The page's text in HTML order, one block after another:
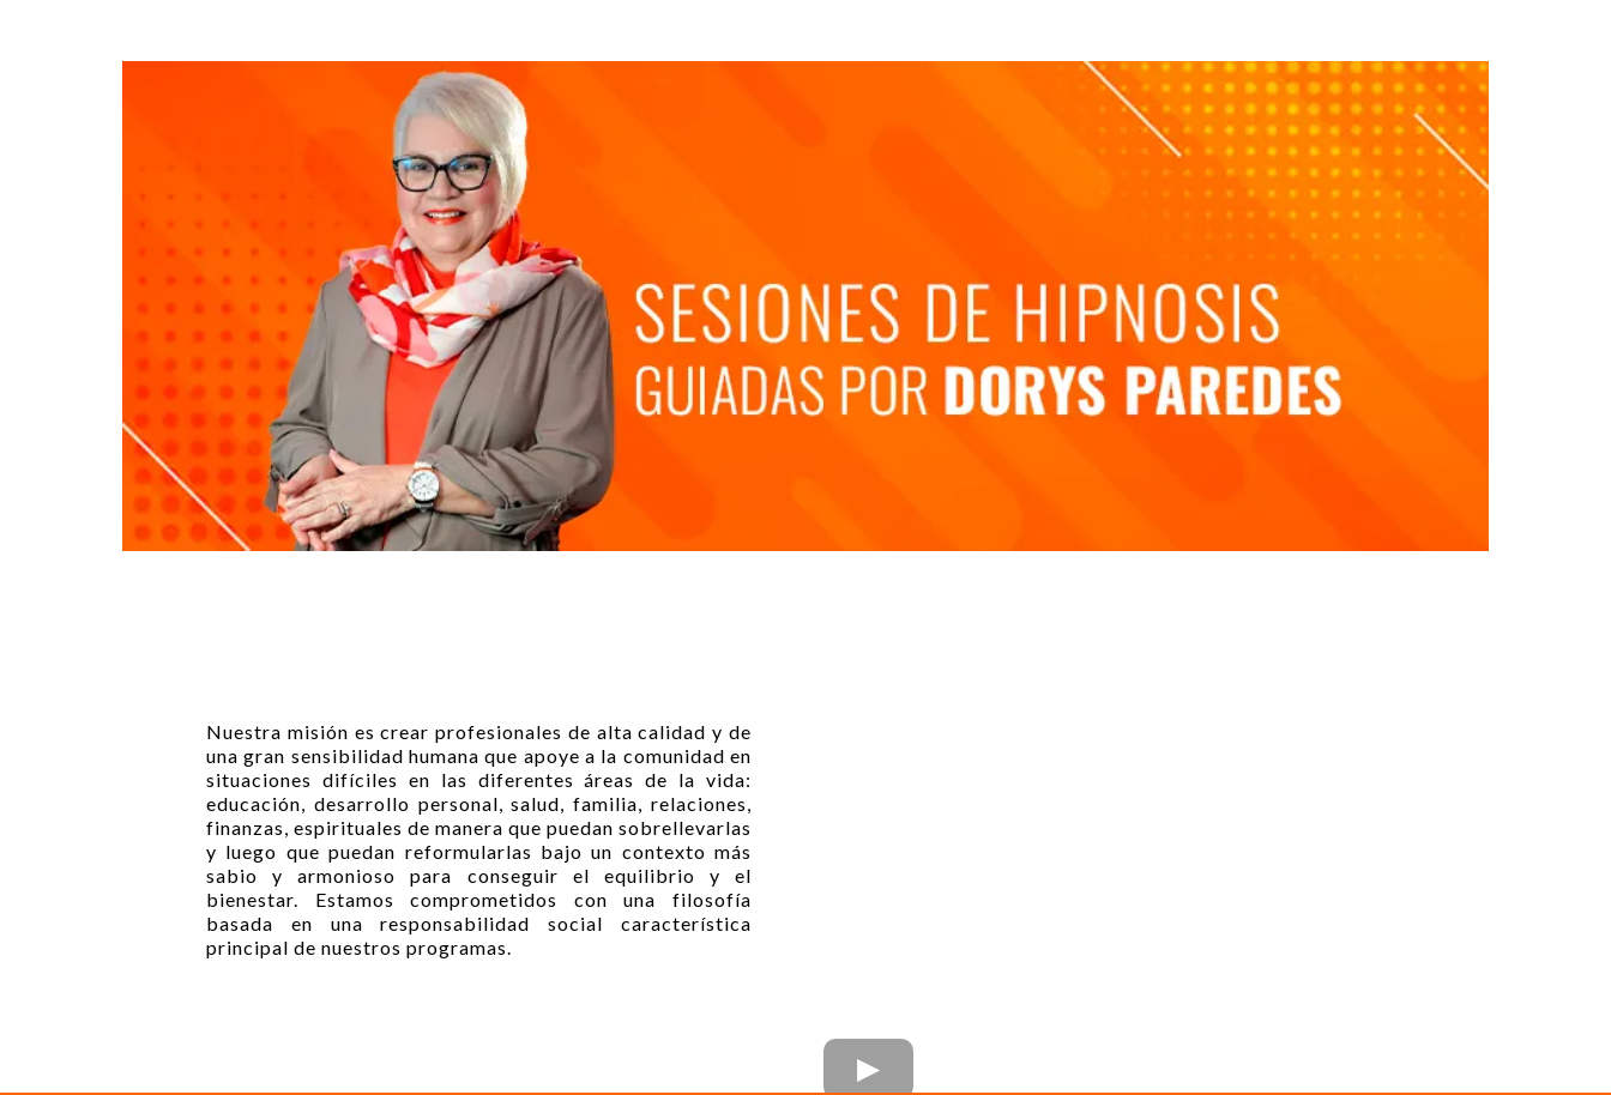
Nuestra misión es crear profesionales de alta calidad y de
una gran sensibilidad humana que apoye a la comunidad en
situaciones difíciles en las diferentes áreas de la vida:
educación, desarrollo personal, salud, familia, relaciones,
finanzas, espirituales de manera que puedan sobrellevarlas
y luego que puedan reformularlas bajo un contexto más
sabio y armonioso para conseguir el equilibrio y el
bienestar. Estamos comprometidos con una filosofía
basada en una responsabilidad social característica
principal de nuestros programas.